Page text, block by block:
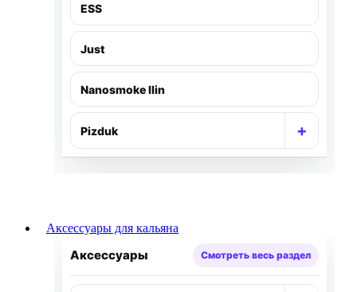
ESS
Just
Nanosmoke Ilin
Pizduk +
Аксессуары для кальяна
Аксессуары Смотреть весь раздел